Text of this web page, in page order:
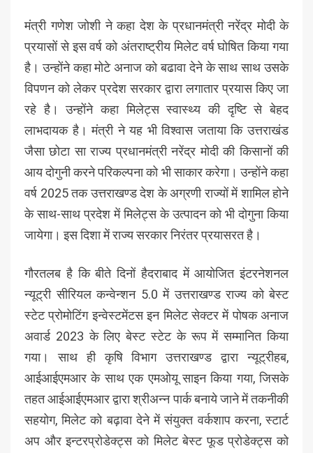
मंत्री गणेश जोशी ने कहा देश के प्रधानमंत्री नरेंद्र मोदी के
प्रयासों से इस वर्ष को अंतराष्ट्रीय मिलेट वर्ष घोषित किया गया
है। उन्होंने कहा मोटे अनाज को बढावा देने के साथ साथ उसके
विपणन को लेकर प्रदेश सरकार द्वारा लगातार प्रयास किए जा
रहे है। उन्होंने कहा मिलेट्स स्वास्थ्य की दृष्टि से बेहद
लाभदायक है। मंत्री ने यह भी विश्वास जताया कि उत्तराखंड
जैसा छोटा सा राज्य प्रधानमंत्री नरेंद्र मोदी की किसानों की
आय दोगुनी करने परिकल्पना को भी साकार करेगा। उन्होंने कहा
वर्ष 2025 तक उत्तराखण्ड देश के अग्रणी राज्यों में शामिल होने
के साथ-साथ प्रदेश में मिलेट्स के उत्पादन को भी दोगुना किया
जायेगा। इस दिशा में राज्य सरकार निरंतर प्रयासरत है।
गौरतलब है कि बीते दिनों हैदराबाद में आयोजित इंटरनेशनल
न्यूट्री सीरियल कन्वेन्शन 5.0 में उत्तराखण्ड राज्य को बेस्ट
स्टेट प्रोमोटिंग इन्वेस्टमेंटस इन मिलेट सेक्टर में पोषक अनाज
अवार्ड 2023 के लिए बेस्ट स्टेट के रूप में सम्मानित किया
गया। साथ ही कृषि विभाग उत्तराखण्ड द्वारा न्यूट्रीहब,
आईआईएमआर के साथ एक एमओयू साइन किया गया, जिसके
तहत आईआईएमआर द्वारा श्रीअन्न पार्क बनाये जाने में तकनीकी
सहयोग, मिलेट को बढ़ावा देने में संयुक्त वर्कशाप करना, स्टार्ट
अप और इन्टरप्रोडेक्ट्स को मिलेट बेस्ट फूड प्रोडेक्ट्स को